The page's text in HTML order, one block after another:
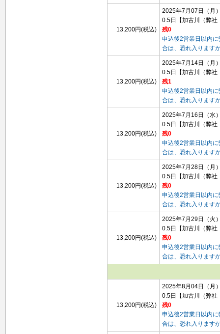
13,200円(税込)
2025年7月07日（月
0.5日
【加古川（弊
残0
申込後2営業日以内
合は、恐れ入ります
13,200円(税込)
2025年7月14日（月
0.5日
【加古川（弊
残1
申込後2営業日以内
合は、恐れ入ります
13,200円(税込)
2025年7月16日（水
0.5日
【加古川（弊
残0
申込後2営業日以内
合は、恐れ入ります
13,200円(税込)
2025年7月28日（月
0.5日
【加古川（弊
残0
申込後2営業日以内
合は、恐れ入ります
13,200円(税込)
2025年7月29日（火
0.5日
【加古川（弊
残0
申込後2営業日以内
合は、恐れ入ります
13,200円(税込)
2025年8月04日（月
0.5日
【加古川（弊
残0
申込後2営業日以内
合は、恐れ入ります